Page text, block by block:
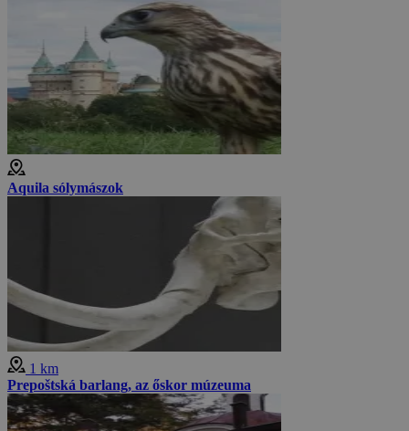
Aquila sólymászok
1 km
Prepoštská barlang, az őskor múzeuma